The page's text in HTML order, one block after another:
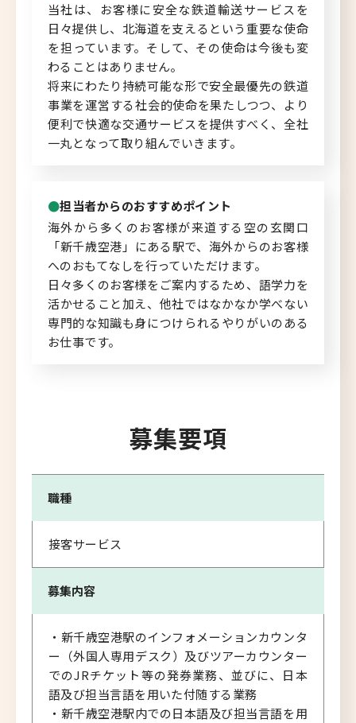
コンサルタント紹介
北海道へのU・Iターン向け
転職情報
キャリアマップ
転職と年収のハナシ
転職コラム
運営会社について
当社は、お客様に安全な鉄道輸送サービスを
日々提供し、北海道を支えるという重要な使命
を担っています。そして、その使命は今後も変
わることはありません。
将来にわたり持続可能な形で安全最優先の鉄道
事業を運営する社会的使命を果たしつつ、より
便利で快適な交通サービスを提供すべく、全社
一丸となって取り組んでいきます。
担当者からのおすすめポイント
海外から多くのお客様が来道する空の玄関口
「新千歳空港」にある駅で、海外からのお客様
へのおもてなしを行っていただけます。
日々多くのお客様をご案内するため、語学力を
活かせること加え、他社ではなかなか学べない
専門的な知識も身につけられるやりがいのある
お仕事です。
募集要項
職種
接客サービス
募集内容
・新千歳空港駅のインフォメーションカウンタ
ー（外国人専用デスク）及びツアーカウンター
でのJRチケット等の発券業務、並びに、日本
語及び担当言語を用いた付随する業務
・新千歳空港駅内での日本語及び担当言語を用